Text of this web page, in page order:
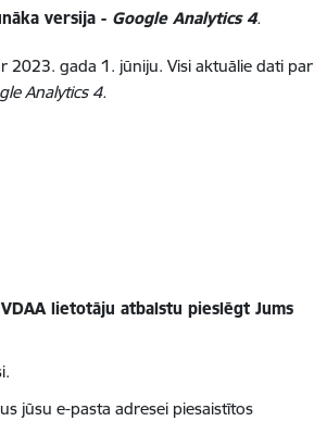
versija - Google Analytics 4.
2023. gada 1. jūniju. Visi aktuālie dati par
Analytics 4.
lietotāju atbalstu pieslēgt Jums
jūsu e-pasta adresei piesaistītos